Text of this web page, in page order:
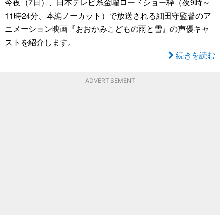
11時24分、本編ノーカット）で放送される細田守監督のア
ニメーション映画『おおかみこどもの雨と雪』の声優キャ
ストを紹介します。
続きを読む
ADVERTISEMENT